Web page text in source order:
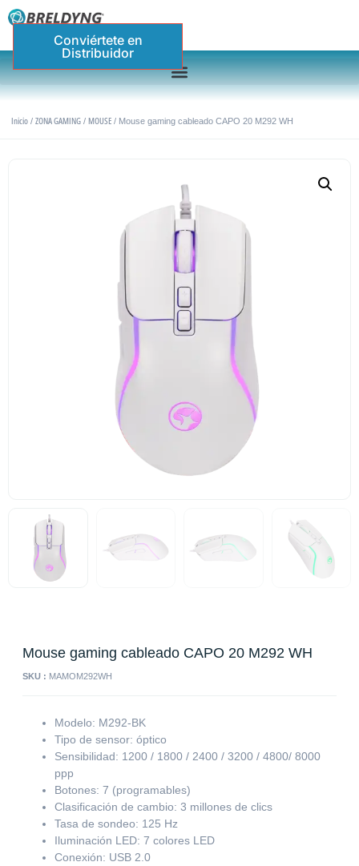
Conviértete en
Distribuidor
Inicio / ZONA GAMING / MOUSE / Mouse gaming cableado CAPO 20 M292 WH
Mouse gaming cableado CAPO 20 M292 WH
SKU : MAMOM292WH
Modelo: M292-BK
Tipo de sensor: óptico
Sensibilidad: 1200 / 1800 / 2400 / 3200 / 4800/ 8000
ppp
Botones: 7 (programables)
Clasificación de cambio: 3 millones de clics
Tasa de sondeo: 125 Hz
Iluminación LED: 7 colores LED
Conexión: USB 2.0